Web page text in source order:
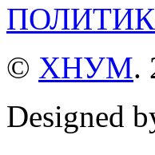
© ХНУМ.
Designed